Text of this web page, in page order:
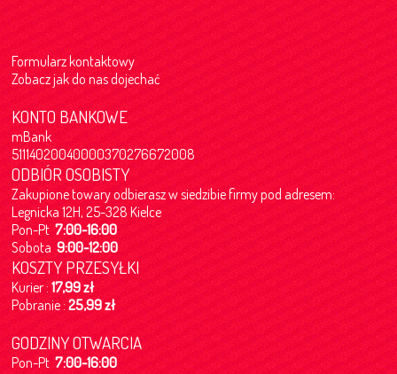
Formularz kontaktowy
Zobacz jak do nas dojechać
KONTO BANKOWE
mBank
51114020040000370276672008
ODBIÓR OSOBISTY
Zakupione towary odbierasz w siedzibie firmy pod adresem:
Legnicka 12H, 25-328 Kielce
Pon-Pt7:00-16:00
Sobota9:00-12:00
KOSZTY PRZESYŁKI
Kurier :17,99 zł
Pobranie :25,99 zł
GODZINY OTWARCIA
Pon-Pt7:00-16:00